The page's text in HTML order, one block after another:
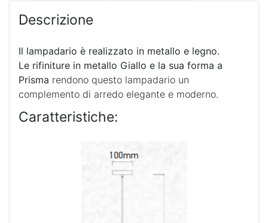
Descrizione
Il lampadario è realizzato in metallo e legno.
Le rifiniture in metallo Giallo e la sua forma a
Prisma rendono questo lampadario un
complemento di arredo elegante e moderno.
Caratteristiche: